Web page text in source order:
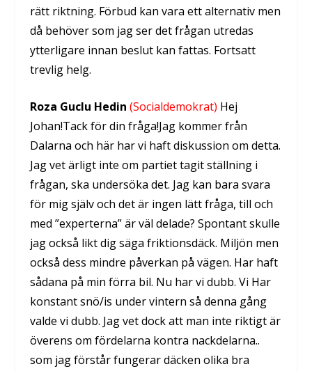
rätt riktning. Förbud kan vara ett alternativ men
då behöver som jag ser det frågan utredas
ytterligare innan beslut kan fattas. Fortsatt
trevlig helg.
Roza Guclu Hedin (Socialdemokrat) Hej
Johan!Tack för din fråga!Jag kommer från
Dalarna och här har vi haft diskussion om detta.
Jag vet ärligt inte om partiet tagit ställning i
frågan, ska undersöka det. Jag kan bara svara
för mig själv och det är ingen lätt fråga, till och
med ”experterna” är väl delade? Spontant skulle
jag också likt dig säga friktionsdäck. Miljön men
också dess mindre påverkan på vägen. Har haft
sådana på min förra bil. Nu har vi dubb. Vi Har
konstant snö/is under vintern så denna gång
valde vi dubb. Jag vet dock att man inte riktigt är
överens om fördelarna kontra nackdelarna..
som jag förstår fungerar däcken olika bra